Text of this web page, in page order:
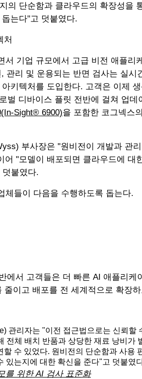
의 단순함과 클라우드의 확장성을
는다"고 덧붙였다.
처
기업 규모에서 고급 비전 애플리
관리 및 운용되는 반면 검사는 실
키텍처를 도입한다. 고객은 이제
벌 디바이스 플릿 전반에 걸쳐 업
Sight® 6900)을 포함한 코그넥스
부사장은 "원비전이 개발과 관
"모델이 배포되면 클라우드에 대
붙였다.
체들이 다음을 수행하도록 돕는다.
에서 고객들은 더 빠른 AI 애플리
이고 배포를 전 세계적으로 확장
관리자는 "이전 접근법으로는 신뢰할
전체 배치 반품과 상당한 재료 낭비가
수 있었다. 원비전의 단순함과 사용
있는지에 대한 확신을 준다"고 덧붙였
를 위한 AI 검사 표준화